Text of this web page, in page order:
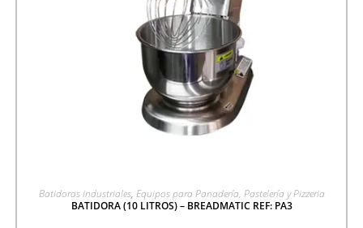
AGREGAR A COTIZACIÓN
Batidoras industriales, Equipos para Panadería, Pastelería y Pizzeria
BATIDORA (10 LITROS) – BREADMATIC REF: PA3